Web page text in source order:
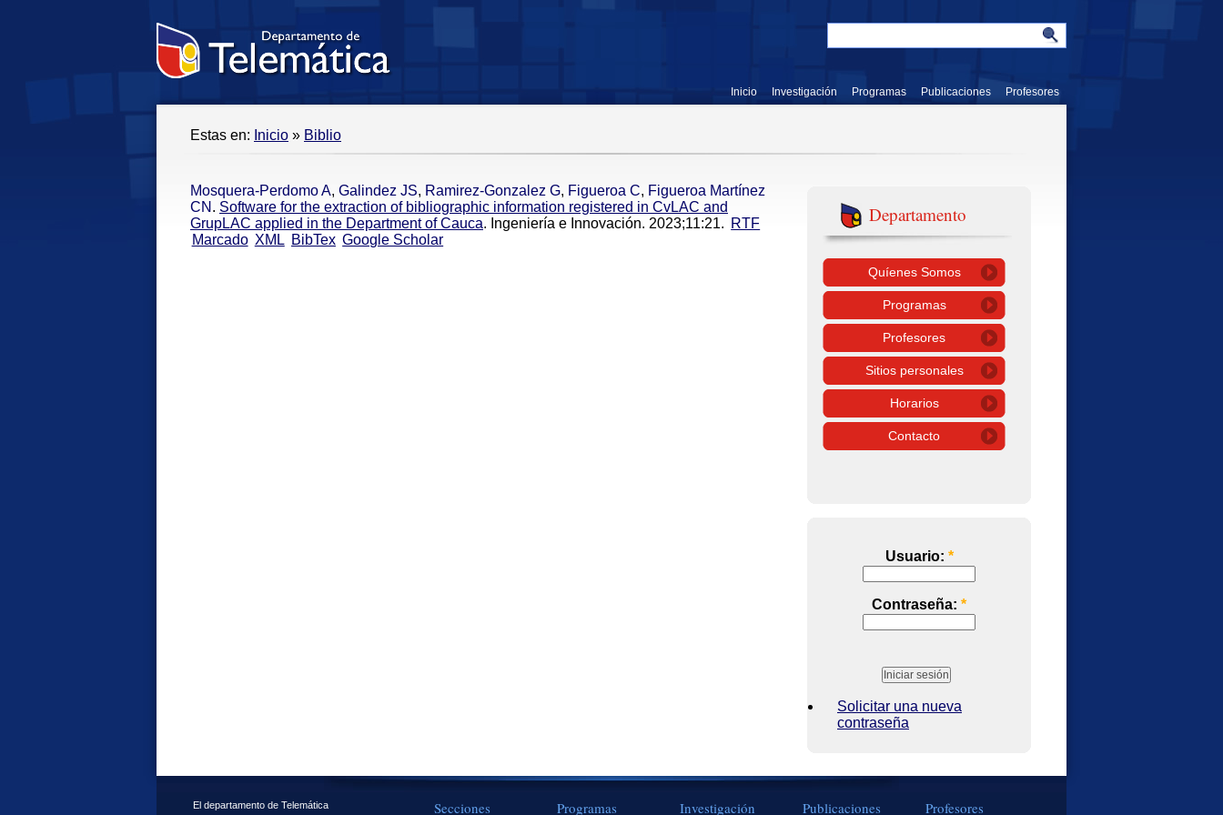
Inicio Investigación Programas Publicaciones Profesores
Estas en: Inicio » Biblio
Mosquera-Perdomo A, Galindez JS, Ramirez-Gonzalez G, Figueroa C, Figueroa Martínez
CN . Software for the extraction of bibliographic information registered in CvLAC and
GrupLAC applied in the Department of Cauca. Ingeniería e Innovación. 2023;11:21. RTF
Marcado XML BibTex Google Scholar
Departamento
Quíenes Somos
Programas
Profesores
Sitios personales
Horarios
Contacto
Usuario: *
Contraseña: *
Solicitar una nueva
contraseña
El departamento de Telemática
Secciones Programas Investigación Publicaciones Profesores